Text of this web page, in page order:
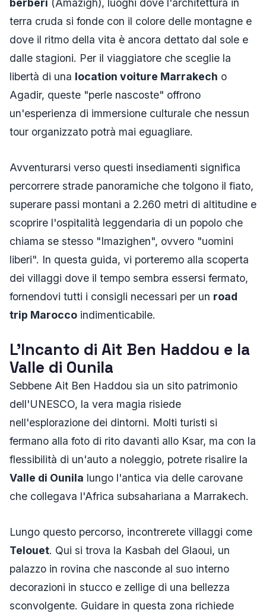
berberi (Amazigh), luoghi dove l'architettura in
terra cruda si fonde con il colore delle montagne e
dove il ritmo della vita è ancora dettato dal sole e
dalle stagioni. Per il viaggiatore che sceglie la
libertà di una location voiture Marrakech o
Agadir, queste "perle nascoste" offrono
un'esperienza di immersione culturale che nessun
tour organizzato potrà mai eguagliare.
Avventurarsi verso questi insediamenti significa
percorrere strade panoramiche che tolgono il fiato,
superare passi montani a 2.260 metri di altitudine e
scoprire l'ospitalità leggendaria di un popolo che
chiama se stesso "Imazighen", ovvero "uomini
liberi". In questa guida, vi porteremo alla scoperta
dei villaggi dove il tempo sembra essersi fermato,
fornendovi tutti i consigli necessari per un road
trip Marocco indimenticabile.
L'Incanto di Ait Ben Haddou e la
Valle di Ounila
Sebbene Ait Ben Haddou sia un sito patrimonio
dell'UNESCO, la vera magia risiede
nell'esplorazione dei dintorni. Molti turisti si
fermano alla foto di rito davanti allo Ksar, ma con la
flessibilità di un'auto a noleggio, potrete risalire la
Valle di Ounila lungo l'antica via delle carovane
che collegava l'Africa subsahariana a Marrakech.
Lungo questo percorso, incontrerete villaggi come
Telouet. Qui si trova la Kasbah del Glaoui, un
palazzo in rovina che nasconde al suo interno
decorazioni in stucco e zellige di una bellezza
sconvolgente. Guidare in questa zona richiede